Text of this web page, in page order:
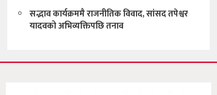
सद्भाव कार्यक्रममै राजनीतिक विवाद, सांसद तपेश्वर
यादवको अभिव्यक्तिपछि तनाव